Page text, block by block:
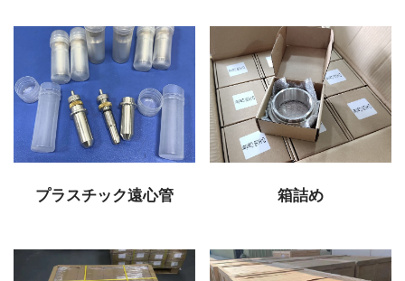
プラスチック遠心管 箱詰め